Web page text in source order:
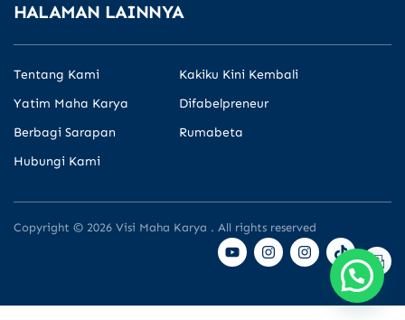
HALAMAN LAINNYA
Tentang Kami
Kakiku Kini Kembali
Yatim Maha Karya
Difabelpreneur
Berbagi Sarapan
Rumabeta
Hubungi Kami
Copyright © 2026 Visi Maha Karya . All rights reserved